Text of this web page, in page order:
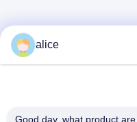
alice
Good day, what product